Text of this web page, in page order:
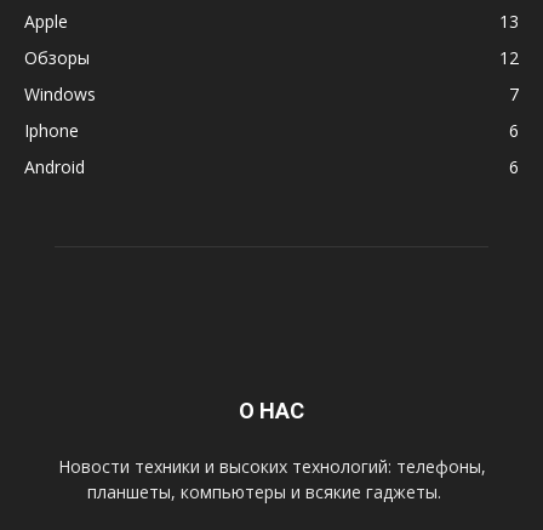
Apple
13
Обзоры
12
Windows
7
Iphone
6
Android
6
О НАС
Новости техники и высоких технологий: телефоны,
планшеты, компьютеры и всякие гаджеты.